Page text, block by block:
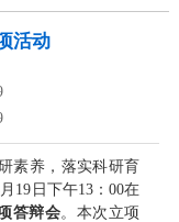
活动
素养，落实科研育
19日下午13：00在
答辩会。本次立项